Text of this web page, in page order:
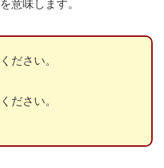
意味します。
ださい。
ださい。